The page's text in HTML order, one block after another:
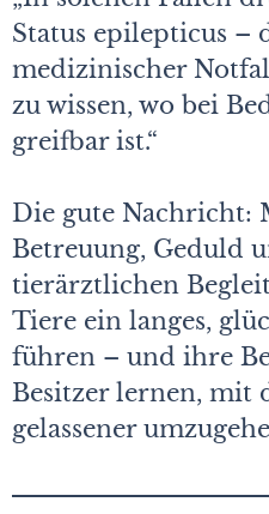
Status epilepticus –
medizinischer
zu wissen, wo bei
greifbar ist.“
Die gute Nachricht:
Betreuung, Geduld
tierärztlichen
Tiere ein langes,
führen – und ihre
Besitzer lernen, mit
gelassener